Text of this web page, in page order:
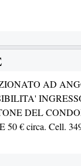
AD
DEL
€ circa. Cell.